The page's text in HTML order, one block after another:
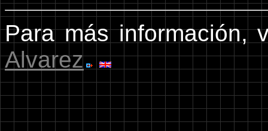
Para más
Alvarez